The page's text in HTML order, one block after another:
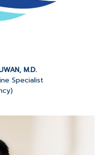
M.D.
Specialist